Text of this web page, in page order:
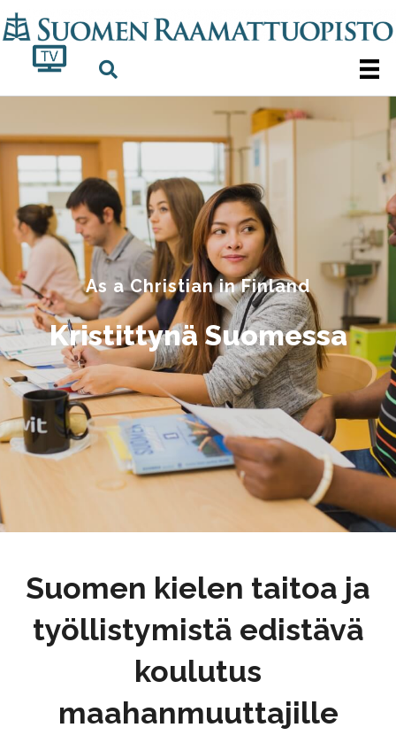
As a Christian in Finland
Kristittynä Suomessa
Suomen kielen taitoa ja
työllistymistä edistävä
koulutus
maahanmuuttajille